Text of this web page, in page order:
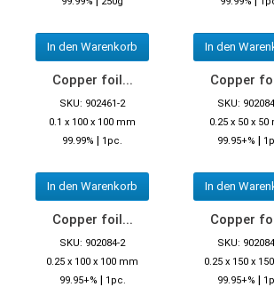
In den Warenkorb In den
Copper foil...
SKU: 902461-2
0.1 x 100 x 100 mm
99.99% | 1pc.
In den Warenkorb
Copper
SKU:
0.25 x 50 x 50
99.95+% |
In den
Copper foil...
SKU: 902084-2
0.25 x 100 x 100 mm
99.95+% | 1pc.
Copper
SKU:
0.25 x 150 x
99.95+% |